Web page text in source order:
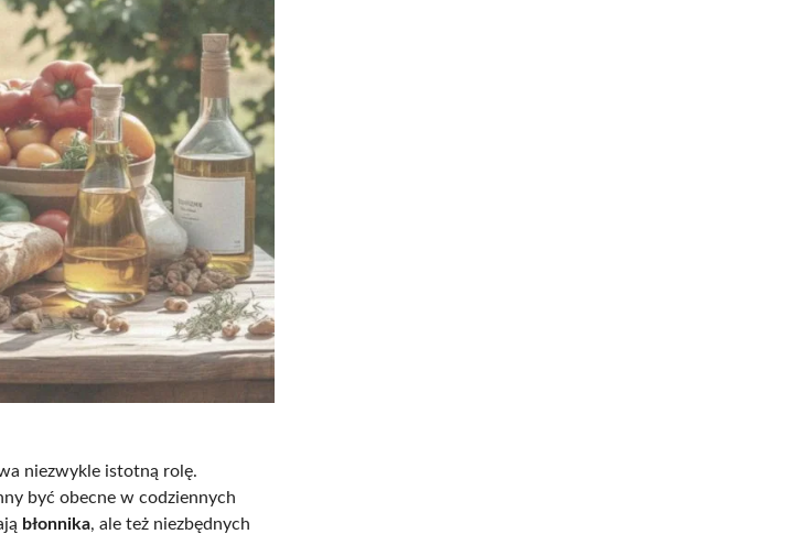
niezwykle istotną rolę.
być obecne w codziennych
błonnika, ale też niezbędnych